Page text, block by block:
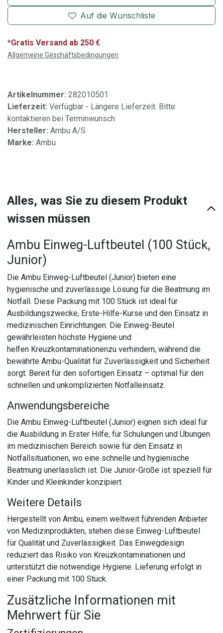
Auf die Wunschliste
*Gratis Versand ab 250 €
Allgemeine Geschäftsbedingungen
Artikelnummer: 282010501
Lieferzeit: Verfügbar - Längere Lieferzeit. Bitte
kontaktieren bei Terminwunsch
Hersteller: Ambu A/S
Marke: Ambu
Alles, was Sie zu diesem Produkt
wissen müssen
Ambu Einweg-Luftbeutel (100 Stück,
Junior)
Die Ambu Einweg-Luftbeutel (Junior) bieten eine
hygienische und zuverlässige Lösung für die Beatmung im
Notfall. Diese Packung mit 100 Stück ist ideal für
Ausbildungszwecke, Erste-Hilfe-Kurse und den Einsatz in
medizinischen Einrichtungen. Die Einweg-Beutel
gewährleisten höchste Hygiene und
helfen Kreuzkontaminationenzu verhindern, während die
bewährte Ambu-Qualität für Zuverlässigkeit und Sicherheit
sorgt. Bereit für den sofortigen Einsatz – optimal für den
schnellen und unkomplizierten Notfalleinsatz.
Anwendungsbereiche
Die Ambu Einweg-Luftbeutel (Junior) eignen sich ideal für
die Ausbildung in Erster Hilfe, für Schulungen und Übungen
im medizinischen Bereich sowie für den Einsatz in
Notfallsituationen, wo eine schnelle und hygienische
Beatmung unerlässlich ist. Die Junior-Größe ist speziell für
Kinder und Kleinkinder konzipiert.
Weitere Details
Hergestellt von Ambu, einem weltweit führenden Anbieter
von Medizinprodukten, stehen diese Einweg-Luftbeutel
für Qualität und Zuverlässigkeit. Das Einwegdesign
reduziert das Risiko von Kreuzkontaminationen und
unterstützt die notwendige Hygiene. Lieferung erfolgt in
einer Packung mit 100 Stück.
Zusätzliche Informationen mit
Mehrwert für Sie